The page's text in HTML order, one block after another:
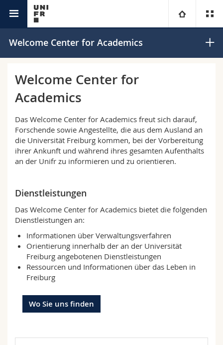
Universität
Campus
Forschung
Universität
Theologische Fak.
Rechtswissenschaftliche Fak.
Wirtschafts- und Sozialwissenschaftliche Fak.
Interfakultär
Informationen für
Studieninteressierte
Studierende
Mitarbeitende
Doktorierende
Ressourcen
Personenverzeichnis
Webmail
Vorlesungsverzeichnis
MyUnifr
Welcome Center
Welcome Center for Academics
Welcome Center for
Academics
Das Welcome Center for Academics freut sich darauf,
Forschende sowie Angestellte, die aus dem Ausland an
die Universität Freiburg kommen, bei der Vorbereitung
ihrer Ankunft und während ihres gesamten Aufenthalts
an der Unifr zu informieren und zu orientieren.
Dienstleistungen
Das Welcome Center for Academics bietet die folgenden
Dienstleistungen an:
Informationen über Verwaltungsverfahren
Orientierung innerhalb der an der Universität
Freiburg angebotenen Dienstleistungen
Ressourcen und Informationen über das Leben in
Freiburg
Wo Sie uns finden